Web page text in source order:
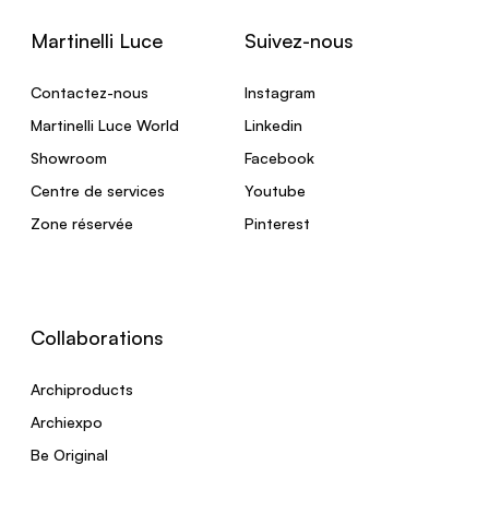
Martinelli Luce
Contactez-nous
Martinelli Luce World
Showroom
Centre de services
Zone réservée
Suivez-nous
Instagram
Linkedin
Facebook
Youtube
Pinterest
Collaborations
Archiproducts
Archiexpo
Be Original